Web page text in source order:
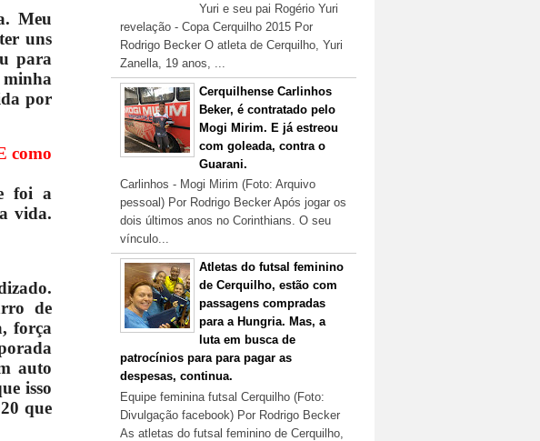
Meu
uns
para
por
como
foi a
vida.
de
força
auto
isso
que
Yuri e seu pai Rogério Yuri
revelação - Copa Cerquilho 2015 Por
Rodrigo Becker O atleta de Cerquilho, Yuri
Zanella, 19 anos, ...
Cerquilhense Carlinhos
Beker, é contratado pelo
Mogi Mirim. E já estreou
com goleada, contra o
Guarani.
Carlinhos - Mogi Mirim (Foto: Arquivo
pessoal) Por Rodrigo Becker Após jogar os
dois últimos anos no Corinthians. O seu
vínculo...
Atletas do futsal feminino
de Cerquilho, estão com
passagens compradas
para a Hungria. Mas, a
luta em busca de
patrocínios para para pagar as
despesas, continua.
Equipe feminina futsal Cerquilho (Foto:
Divulgação facebook) Por Rodrigo Becker
As atletas do futsal feminino de Cerquilho,